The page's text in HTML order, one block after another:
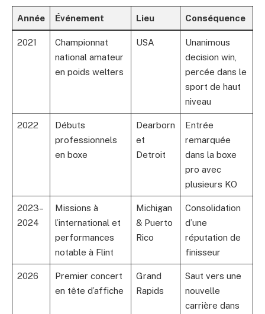
Année Événement Lieu Conséquence
2021
Championnat
national amateur
en poids welters
USA
Unanimous
decision win,
percée dans le
sport de haut
niveau
2022
Débuts
professionnels
en boxe
Dearborn
et
Detroit
Entrée
remarquée
dans la boxe
pro avec
plusieurs KO
2023–
2024
Missions à
l’international et
performances
notable à Flint
Michigan
& Puerto
Rico
Consolidation
d’une
réputation de
finisseur
2026
Premier concert
en tête d’affiche
Grand
Rapids
Saut vers une
nouvelle
carrière dans